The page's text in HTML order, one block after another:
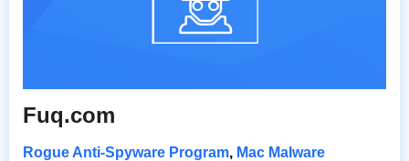
Fuq.com
Rogue Anti-Spyware Program, Mac Malware